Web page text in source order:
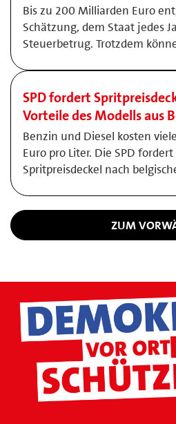
Bis zu 200 Milliarden Euro
Schätzung, dem Staat jedes
Steuerbetrug. Trotzdem
SPD fordert
Vorteile des Modells aus
Benzin und Diesel kosten
Euro pro Liter. Die SPD
Spritpreisdeckel nach
ZUM